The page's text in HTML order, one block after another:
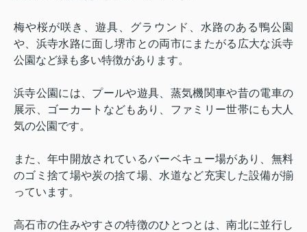
梅や桜が咲き、遊具、グラウンド、水路のある鴨公園
や、浜寺水路に面し堺市との両市にまたがる広大な浜寺
公園など緑も多い特徴があります。
浜寺公園には、プールや遊具、蒸気機関車や昔の電車の
展示、ゴーカートなどもあり、ファミリー世帯にも大人
気の公園です。
また、年中開放されているバーベキュー場があり、無料
のゴミ捨て場や炭の捨て場、水道など充実した設備が揃
っています。
高石市の住みやすさの特徴のひとつとは、南北に並行し